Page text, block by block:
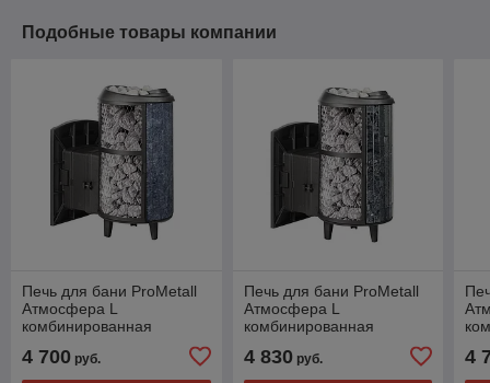
Подобные товары компании
Печь для бани ProMetall
Атмосфера L
комбинированная
Талькохлорит наборный
4 700 руб.
Печь для бани ProMetall
Атмосфера L
комбинированная
4 830руб. 4